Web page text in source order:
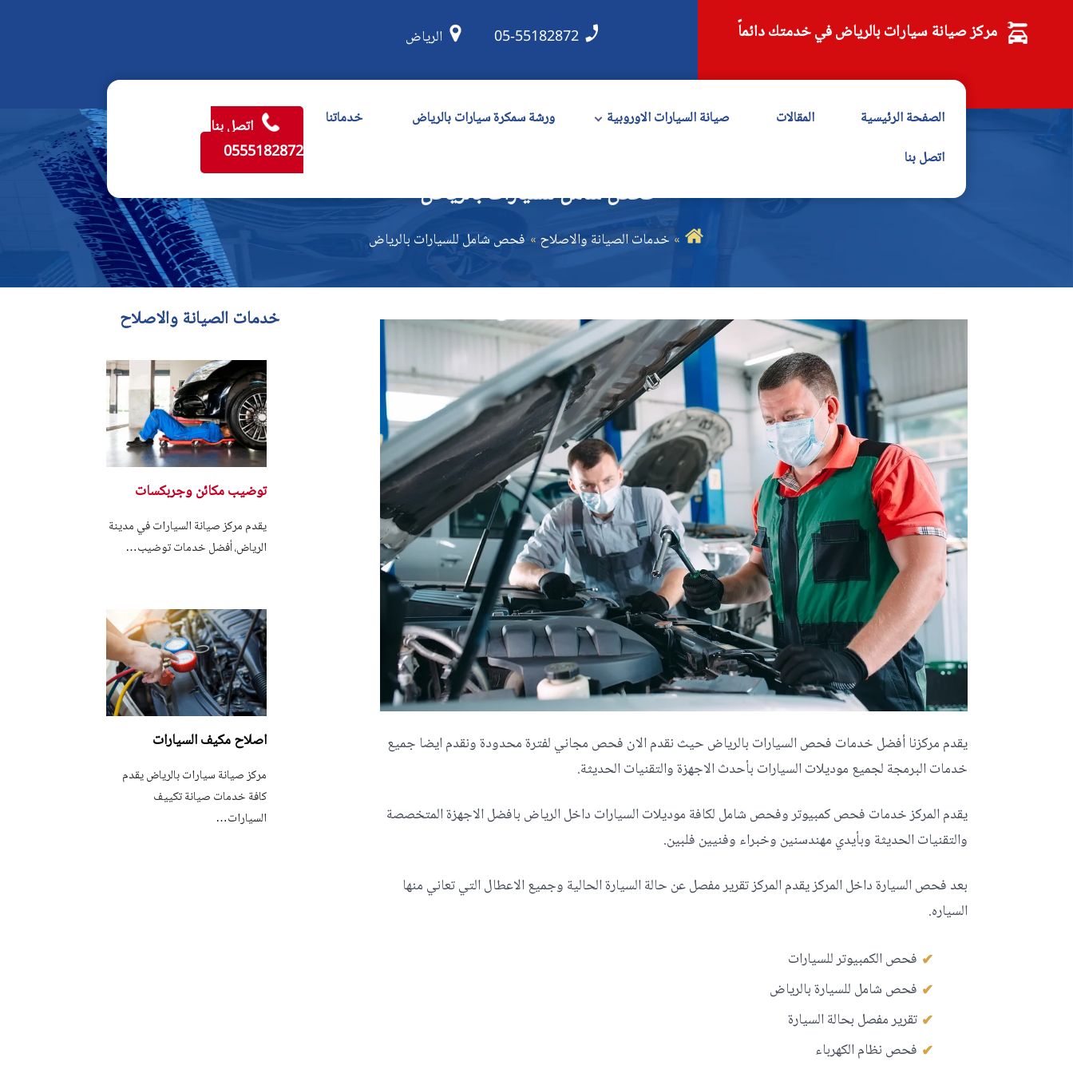
مركز صيانة سيارات بالرياض في خدمتك دائماً 05-55182872 الرياض
الصفحة الرئيسية المقالات صيانة السيارات الاوروبية ورشة سمكرة سيارات بالرياض
خدماتنا
اتصل بنا
اتصل بنا
0555182872
فحص شامل للسيارات بالرياض
خدمات الصيانة والاصلاح فحص شامل للسيارات بالرياض
يقدم مركزنا أفضل خدمات فحص السيارات بالرياض حيث نقدم الان فحص مجاني لفترة محدودة ونقدم ايضا جميع
خدمات البرمجة لجميع موديلات السيارات بأحدث الاجهزة والتقنيات الحديثة.
يقدم المركز خدمات فحص كمبيوتر وفحص شامل لكافة موديلات السيارات داخل الرياض بافضل الاجهزة المتخصصة
والتقنيات الحديثة وبأيدي مهندسنين وخبراء وفنيين فلبين.
بعد فحص السيارة داخل المركز يقدم المركز تقرير مفصل عن حالة السيارة الحالية وجميع الاعطال التي تعاني منها
السياره.
فحص الكمبيوتر للسيارات
فحص شامل للسيارة بالرياض
تقرير مفصل بحالة السيارة
فحص نظام الكهرباء
خدمات الصيانة والاصلاح
توضيب مكائن وجربكسات
يقدم مركز صيانة السيارات في مدينة
الرياض، أفضل خدمات توضيب…
اصلاح مكيف السيارات
مركز صيانة سيارات بالرياض يقدم
كافة خدمات صيانة تكييف
السيارات…